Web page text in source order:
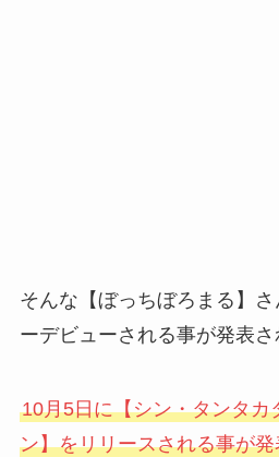
そんな【ぼっちぼろまる】
ーデビューされる事が発表さ
10月5日に【シン・タンタカ
ン】をリリースされる事が